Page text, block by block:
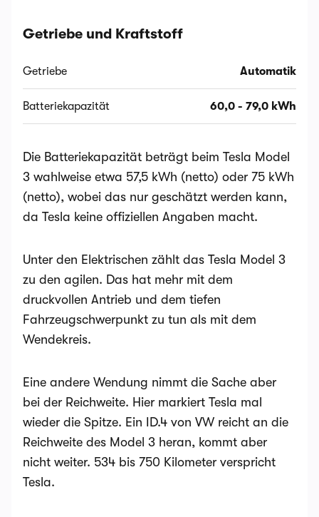
Getriebe und Kraftstoff
Getriebe Automatik
Batteriekapazität 60,0 - 79,0 kWh
Die Batteriekapazität beträgt beim Tesla Model
3 wahlweise etwa 57,5 kWh (netto) oder 75 kWh
(netto), wobei das nur geschätzt werden kann,
da Tesla keine offiziellen Angaben macht.
Unter den Elektrischen zählt das Tesla Model 3
zu den agilen. Das hat mehr mit dem
druckvollen Antrieb und dem tiefen
Fahrzeugschwerpunkt zu tun als mit dem
Wendekreis.
Eine andere Wendung nimmt die Sache aber
bei der Reichweite. Hier markiert Tesla mal
wieder die Spitze. Ein ID.4 von VW reicht an die
Reichweite des Model 3 heran, kommt aber
nicht weiter. 534 bis 750 Kilometer verspricht
Tesla.